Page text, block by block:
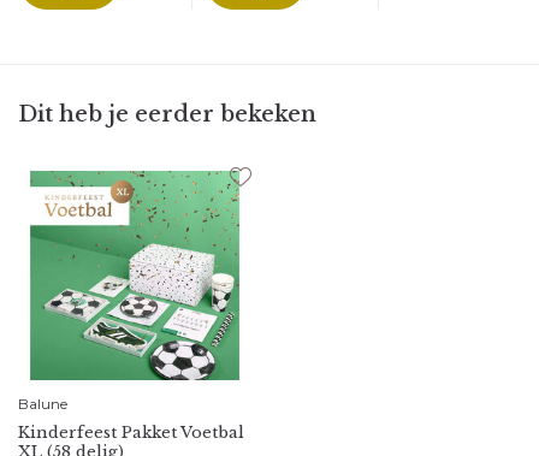
Dit heb je eerder bekeken
Balune
Kinderfeest Pakket Voetbal
XL (58 delig)